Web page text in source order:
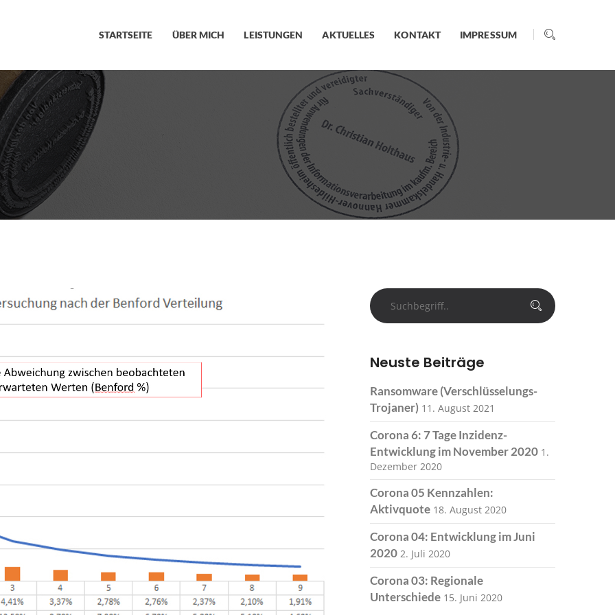
STARTSEITE ÜBER MICH LEISTUNGEN AKTUELLES KONTAKT IMPRESSUM
Neuste Beiträge
Ransomware (Verschlüsselungs-
Trojaner) 11. August 2021
Corona 6: 7 Tage Inzidenz-
Entwicklung im November 2020 1.
Dezember 2020
Corona 05 Kennzahlen:
Aktivquote 18. August 2020
Corona 04: Entwicklung im Juni
2020 2. Juli 2020
Corona 03: Regionale
Unterschiede 15. Juni 2020